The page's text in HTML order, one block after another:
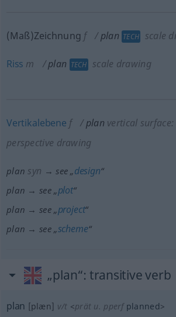
(Maß)Zeichnung f plan TECH scale
Riss m plan TECH scale drawing
Vertikalebene f plan vertical surface:
perspective drawing
plan syn → see „design“
plan → see „plot“
plan → see „project“
plan → see „scheme“
„plan“: transitive verb
plan [plæn] v/t <prät u. pperfplanned>